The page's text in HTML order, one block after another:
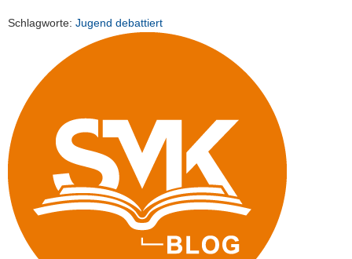
Schlagworte: Jugend debattiert